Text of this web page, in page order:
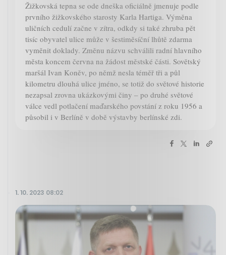
Žižkovská tepna se ode dneška oficiálně jmenuje podle
prvního žižkovského starosty Karla Hartiga. Výměna
uličních cedulí začne v zítra, odkdy si také zhruba pět
tisíc obyvatel ulice může v šestiměsíční lhůtě zdarma
vyměnit doklady. Změnu názvu schválili radní hlavního
města koncem června na žádost městské části. Sovětský
maršál Ivan Koněv, po němž nesla téměř tři a půl
kilometru dlouhá ulice jméno, se totiž do světové historie
nezapsal zrovna ukázkovými činy – po druhé světové
válce vedl potlačení maďarského povstání z roku 1956 a
působil i v Berlíně v době výstavby berlínské zdi.
1. 10. 2023 08:02